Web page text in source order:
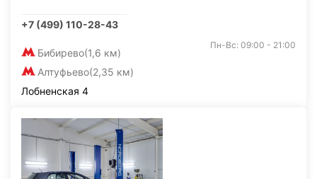
+7 (499) 110-28-43
Бибирево(1,6 км)
Алтуфьево(2,35 км)
Пн-Вс: 09:00 - 21:00
Лобненская 4